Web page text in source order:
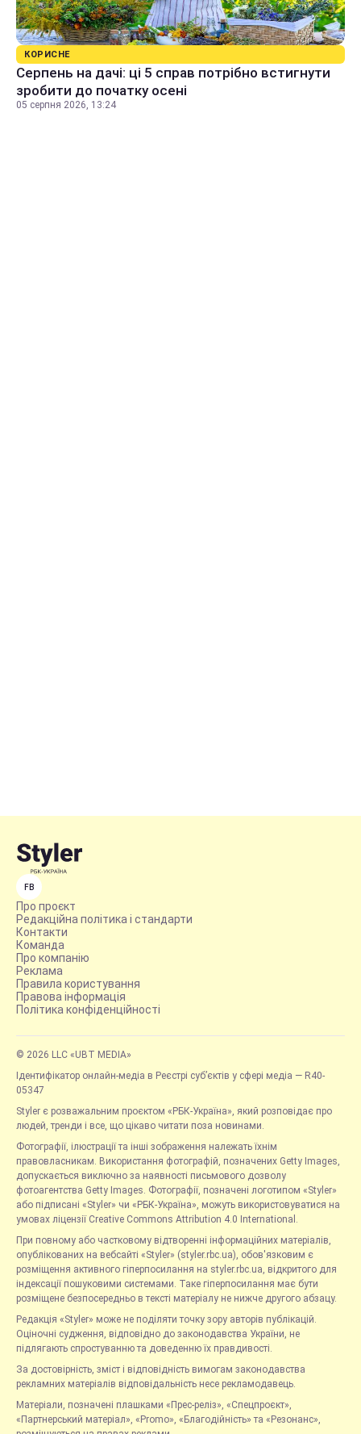
КОРИСНЕ
Серпень на дачі: ці 5 справ потрібно встигнути
зробити до початку осені
05 серпня 2026, 13:24
FB
Про проєкт
Редакційна політика і стандарти
Контакти
Команда
Про компанію
Реклама
Правила користування
Правова інформація
Політика конфіденційності
© 2026 LLC «UBT MEDIA»
Ідентифікатор онлайн-медіа в Реєстрі суб’єктів у сфері медіа — R40-
05347
Styler є розважальним проєктом «РБК-Україна», який розповідає про
людей, тренди і все, що цікаво читати поза новинами.
Фотографії, ілюстрації та інші зображення належать їхнім
правовласникам. Використання фотографій, позначених Getty Images,
допускається виключно за наявності письмового дозволу
фотоагентства Getty Images. Фотографії, позначені логотипом «Styler»
або підписані «Styler» чи «РБК-Україна», можуть використовуватися на
умовах ліцензії Creative Commons Attribution 4.0 International.
При повному або частковому відтворенні інформаційних матеріалів,
опублікованих на вебсайті «Styler» (styler.rbc.ua), обов'язковим є
розміщення активного гіперпосилання на styler.rbc.ua, відкритого для
індексації пошуковими системами. Таке гіперпосилання має бути
розміщене безпосередньо в тексті матеріалу не нижче другого абзацу.
Редакція «Styler» може не поділяти точку зору авторів публікацій.
Оціночні судження, відповідно до законодавства України, не
підлягають спростуванню та доведенню їх правдивості.
За достовірність, зміст і відповідність вимогам законодавства
рекламних матеріалів відповідальність несе рекламодавець.
Матеріали, позначені плашками «Прес-реліз», «Спецпроєкт»,
«Партнерський матеріал», «Promo», «Благодійність» та «Резонанс»,